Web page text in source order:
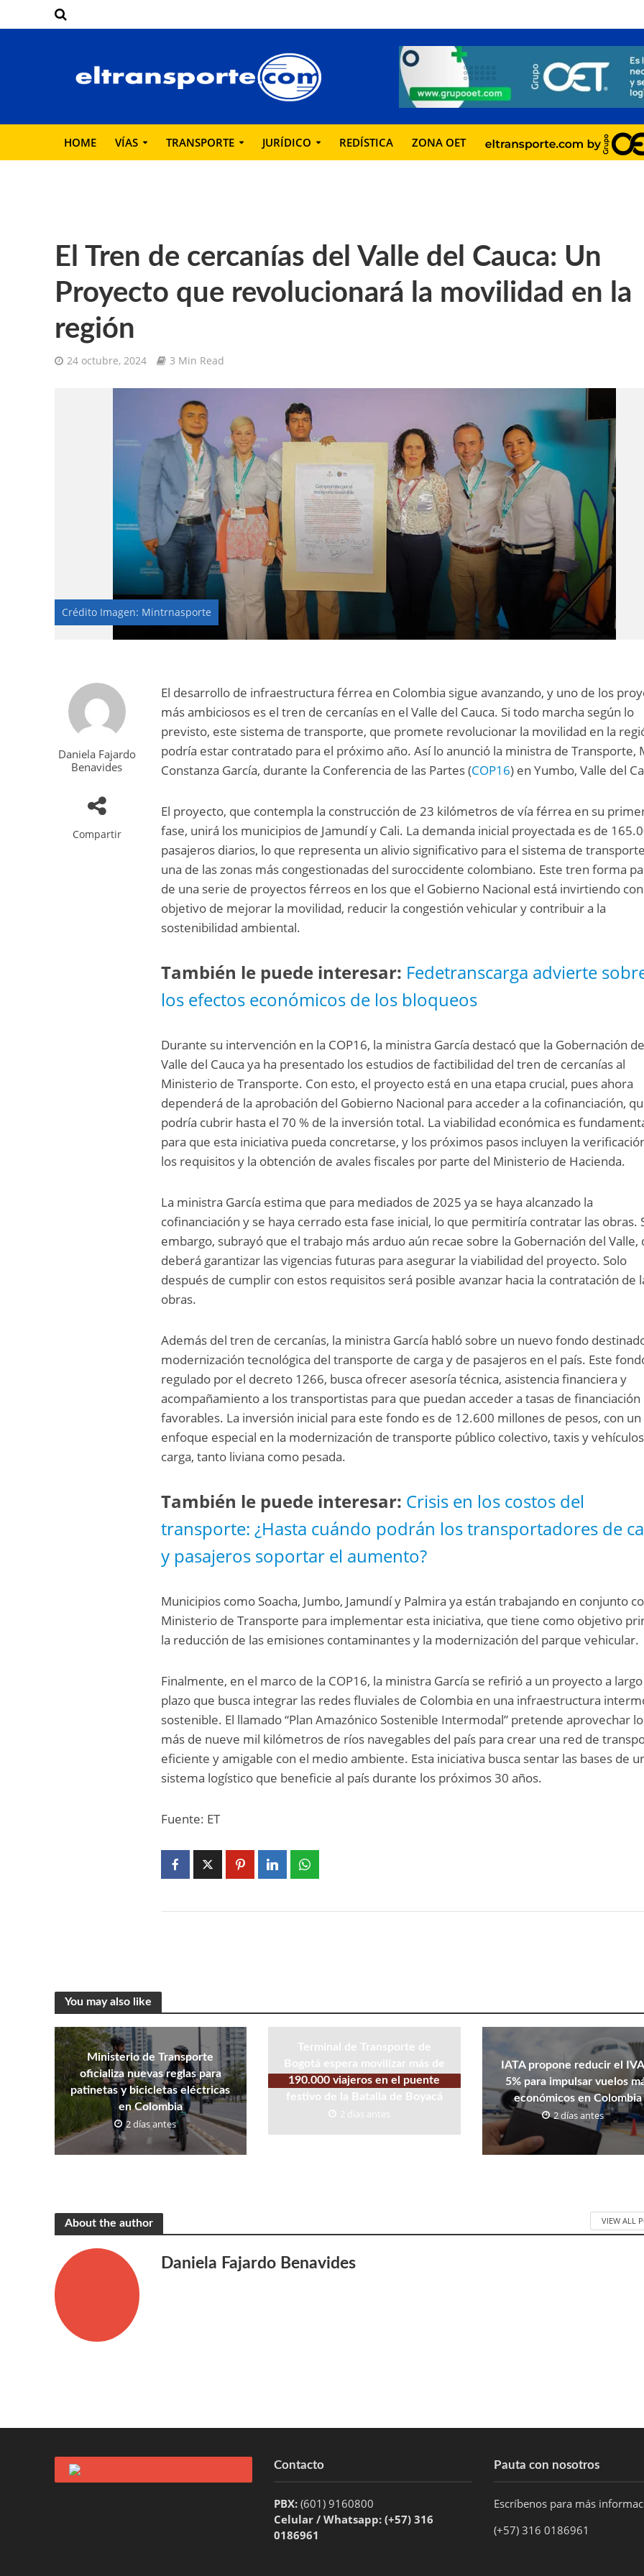
HOME VÍAS TRANSPORTE JURÍDICO REDÍSTICA ZONA OET
El Tren de cercanías del Valle del Cauca: Un
Proyecto que revolucionará la movilidad en la
región
24 octubre, 2024 3 Min Read
Crédito Imagen: Mintrnasporte
Daniela Fajardo
Benavides
Compartir
El desarrollo de infraestructura férrea en Colombia sigue avanzando, y uno de los
más ambiciosos es el tren de cercanías en el Valle del Cauca. Si todo marcha según lo
previsto, este sistema de transporte, que promete revolucionar la movilidad en la
podría estar contratado para el próximo año. Así lo anunció la ministra de Transporte,
Constanza García, durante la Conferencia de las Partes (COP16) en Yumbo, Valle del
El proyecto, que contempla la construcción de 23 kilómetros de vía férrea en su
fase, unirá los municipios de Jamundí y Cali. La demanda inicial proyectada es de
pasajeros diarios, lo que representa un alivio significativo para el sistema de
una de las zonas más congestionadas del suroccidente colombiano. Este tren forma
de una serie de proyectos férreos en los que el Gobierno Nacional está invirtiendo
objetivo de mejorar la movilidad, reducir la congestión vehicular y contribuir a la
sostenibilidad ambiental.
También le puede interesar: Fedetranscarga advierte
los efectos económicos de los bloqueos
Durante su intervención en la COP16, la ministra García destacó que la Gobernación
Valle del Cauca ya ha presentado los estudios de factibilidad del tren de cercanías al
Ministerio de Transporte. Con esto, el proyecto está en una etapa crucial, pues ahora
dependerá de la aprobación del Gobierno Nacional para acceder a la cofinanciación,
podría cubrir hasta el 70 % de la inversión total. La viabilidad económica es
para que esta iniciativa pueda concretarse, y los próximos pasos incluyen la
los requisitos y la obtención de avales fiscales por parte del Ministerio de Hacienda.
La ministra García estima que para mediados de 2025 ya se haya alcanzado la
cofinanciación y se haya cerrado esta fase inicial, lo que permitiría contratar las obras.
embargo, subrayó que el trabajo más arduo aún recae sobre la Gobernación del Valle,
deberá garantizar las vigencias futuras para asegurar la viabilidad del proyecto. Solo
después de cumplir con estos requisitos será posible avanzar hacia la contratación de
obras.
Además del tren de cercanías, la ministra García habló sobre un nuevo fondo
modernización tecnológica del transporte de carga y de pasajeros en el país. Este
regulado por el decreto 1266, busca ofrecer asesoría técnica, asistencia financiera y
acompañamiento a los transportistas para que puedan acceder a tasas de financiación
favorables. La inversión inicial para este fondo es de 12.600 millones de pesos, con un
enfoque especial en la modernización de transporte público colectivo, taxis y
carga, tanto liviana como pesada.
También le puede interesar: Crisis en los costos del
transporte: ¿Hasta cuándo podrán los transportadores de
y pasajeros soportar el aumento?
Municipios como Soacha, Jumbo, Jamundí y Palmira ya están trabajando en conjunto
Ministerio de Transporte para implementar esta iniciativa, que tiene como objetivo
la reducción de las emisiones contaminantes y la modernización del parque vehicular.
Finalmente, en el marco de la COP16, la ministra García se refirió a un proyecto a largo
plazo que busca integrar las redes fluviales de Colombia en una infraestructura
sostenible. El llamado “Plan Amazónico Sostenible Intermodal” pretende aprovechar
más de nueve mil kilómetros de ríos navegables del país para crear una red de
eficiente y amigable con el medio ambiente. Esta iniciativa busca sentar las bases de
sistema logístico que beneficie al país durante los próximos 30 años.
Fuente: ET
You may also like
Ministerio de Transporte
oficializa nuevas reglas para
patinetas y bicicletas eléctricas
en Colombia
2 días antes
Terminal de Transporte de
Bogotá espera movilizar más de
190.000 viajeros en el puente
festivo de la Batalla de Boyacá
2 días antes
IATA propone reducir el IVA
5% para impulsar vuelos
económicos en Colombia
2 días antes
About the author VIEW ALL
Daniela Fajardo Benavides
Contacto
PBX: (601) 9160800
Celular / Whatsapp: (+57) 316
0186961
Pauta con nosotros
Escríbenos para más
(+57) 316 0186961